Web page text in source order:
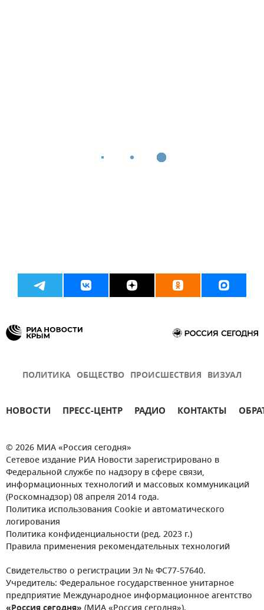
ПОЛИТИКА ОБЩЕСТВО ПРОИСШЕСТВИЯ ВИЗУАЛ
НОВОСТИ ПРЕСС-ЦЕНТР РАДИО КОНТАКТЫ
© 2026 МИА «Россия сегодня»
Сетевое издание РИА Новости зарегистрировано в
Федеральной службе по надзору в сфере связи,
информационных технологий и массовых коммуникаций
(Роскомнадзор) 08 апреля 2014 года.
Политика использования Cookie и автоматического
логирования
Политика конфиденциальности (ред. 2023 г.)
Правила применения рекомендательных технологий
Свидетельство о регистрации Эл № ФС77-57640.
Учредитель: Федеральное государственное унитарное
предприятие Международное информационное агентство